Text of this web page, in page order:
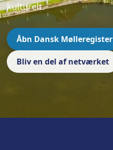
kulturelt.
Åbn Dansk Mølleregister
Bliv en del af netværket